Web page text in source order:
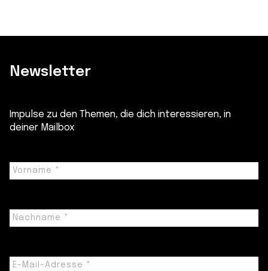
Newsletter
Impulse zu den Themen, die dich interessieren, in
deiner Mailbox